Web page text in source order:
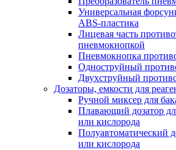
Универсальная
ABS-пластика
Лицевая часть
пневмокнопкой
Пневмокнопка
Одноструйный
Двухструйный
Дозаторы, емкости для
Ручной миксер для
Плавающий дозатор
или кислорода
Полуавтоматический
или кислорода